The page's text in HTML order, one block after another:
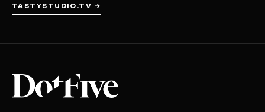
TASTYSTUDIO.TV →